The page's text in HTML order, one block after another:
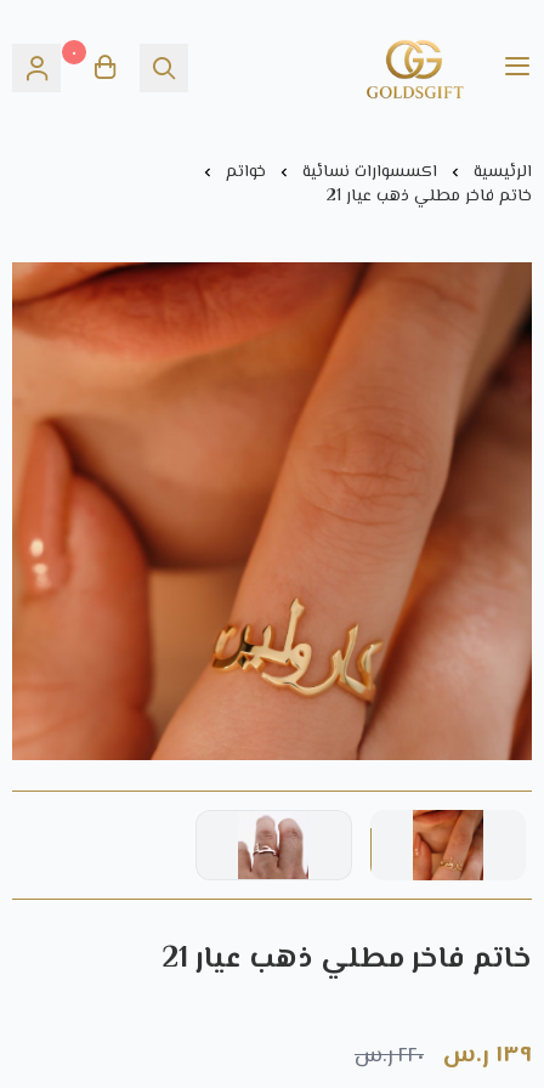
Gold's GIFT
٠
الرئيسية اكسسوارات نسائية
خواتم
خاتم فاخر مطلي ذهب عيار 21
خاتم فاخر مطلي ذهب عيار 21
١٣٩ ر.س ٢٢٠ ر.س